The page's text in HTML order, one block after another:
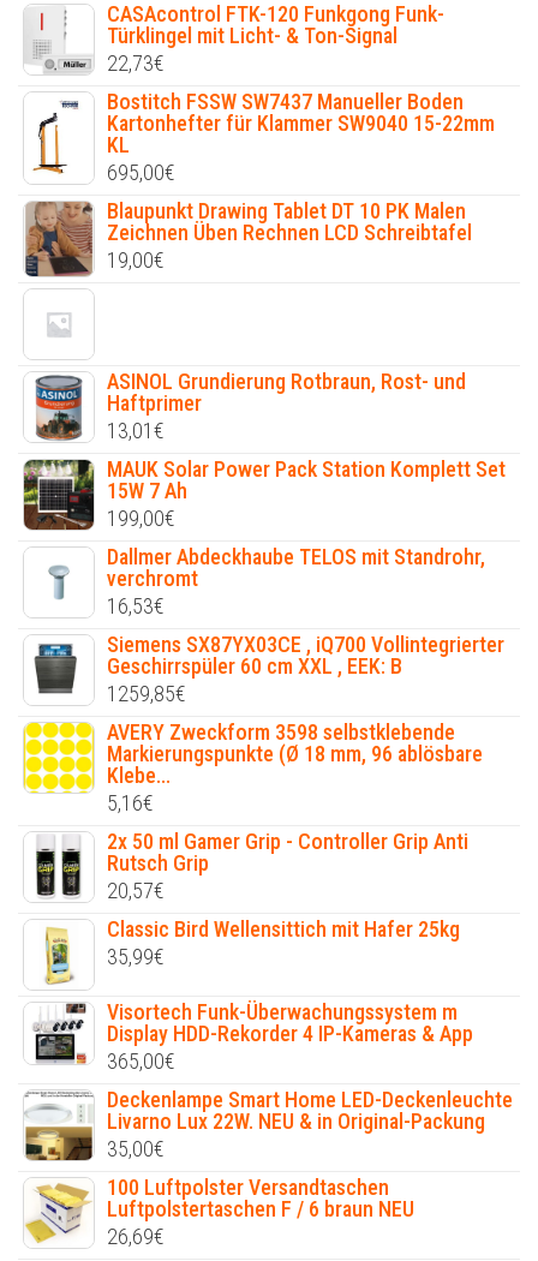
CASAcontrol FTK-120 Funkgong Funk-
Türklingel mit Licht- & Ton-Signal
22,73€
Bostitch FSSW SW7437 Manueller Boden
Kartonhefter für Klammer SW9040 15-22mm
KL
695,00€
Blaupunkt Drawing Tablet DT 10 PK Malen
Zeichnen Üben Rechnen LCD Schreibtafel
19,00€
ASINOL Grundierung Rotbraun, Rost- und
Haftprimer
13,01€
MAUK Solar Power Pack Station Komplett Set
15W 7 Ah
199,00€
Dallmer Abdeckhaube TELOS mit Standrohr,
verchromt
16,53€
Siemens SX87YX03CE , iQ700 Vollintegrierter
Geschirrspüler 60 cm XXL , EEK: B
1259,85€
AVERY Zweckform 3598 selbstklebende
Markierungspunkte (Ø 18 mm, 96 ablösbare
Klebe...
5,16€
2x 50 ml Gamer Grip - Controller Grip Anti
Rutsch Grip
20,57€
Classic Bird Wellensittich mit Hafer 25kg
35,99€
Visortech Funk-Überwachungssystem m
Display HDD-Rekorder 4 IP-Kameras & App
365,00€
Deckenlampe Smart Home LED-Deckenleuchte
Livarno Lux 22W. NEU & in Original-Packung
35,00€
100 Luftpolster Versandtaschen
Luftpolstertaschen F / 6 braun NEU
26,69€